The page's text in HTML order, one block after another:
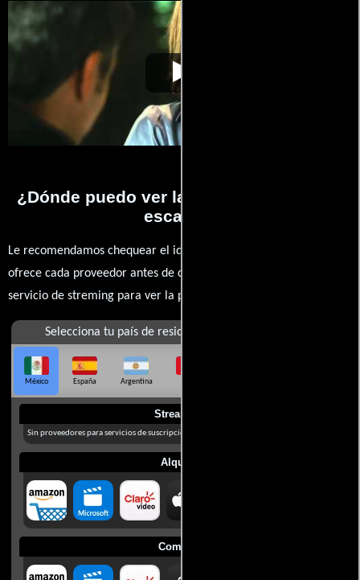
Amor sin escalas Video de la película Amor sin escalas
¿Dónde puedo ver la películas Amor sin
escalas?
Le recomendamos chequear el idioma, doblaje o subtítulos que
ofrece cada proveedor antes de comprar, alquilar o contratar un
servicio de streming para ver la películas.
Selecciona tu país de residencia
México España Argentina
Streaming
Sin proveedores para servicios de suscripción en México
Alquilar
Comprar